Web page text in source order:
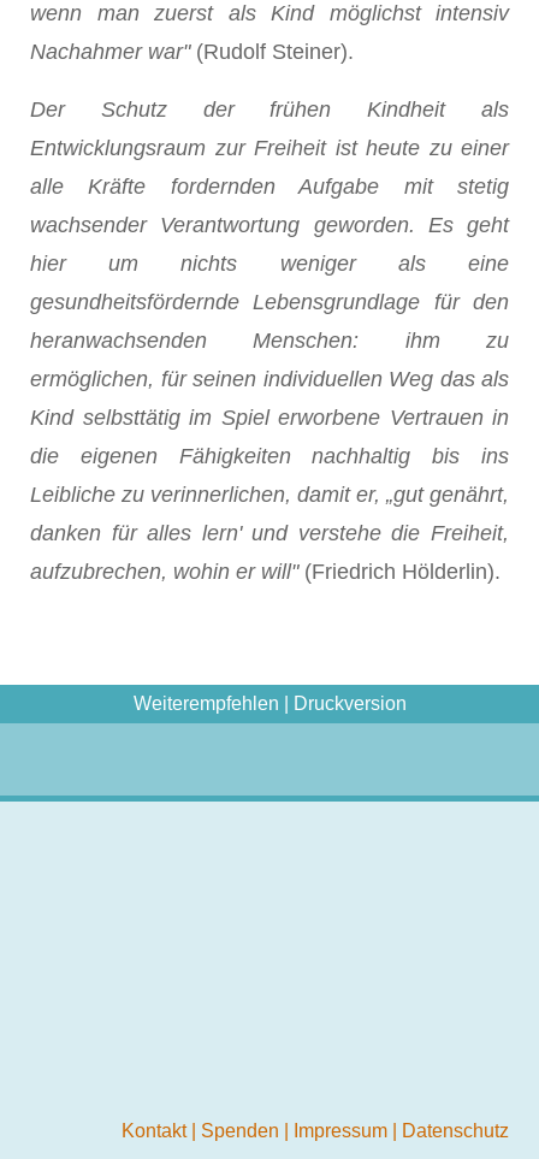
wenn man zuerst als Kind möglichst intensiv
Nachahmer war"(Rudolf Steiner).
Der Schutz der frühen Kindheit als
Entwicklungsraum zur Freiheit ist heute zu einer
alle Kräfte fordernden Aufgabe mit stetig
wachsender Verantwortung geworden. Es geht
hier um nichts weniger als eine
gesundheitsfördernde Lebensgrundlage für den
heranwachsenden Menschen: ihm zu
ermöglichen, für seinen individuellen Weg das als
Kind selbsttätig im Spiel erworbene Vertrauen in
die eigenen Fähigkeiten nachhaltig bis ins
Leibliche zu verinnerlichen, damit er, „gut genährt,
danken für alles lern' und verstehe die Freiheit,
aufzubrechen, wohin er will" (Friedrich Hölderlin).
Weiterempfehlen Druckversion
Kontakt Spenden Impressum Datenschutz